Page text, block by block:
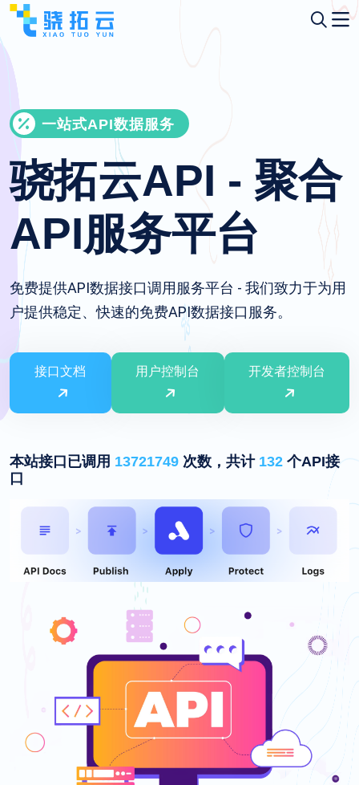
一站式API数据服务
骁拓云API - 聚合
API服务平台
免费提供API数据接口调用服务平台 - 我们致力于为用
户提供稳定、快速的免费API数据接口服务。
接口文档 用户控制台 开发者控制台
本站接口已调用 13721749 次数，共计 132 个API接
口